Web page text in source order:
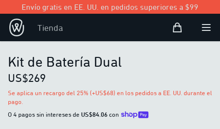
Envío gratis en EE. UU. en pedidos superiores a $99
Tienda Bolsa de
Open
Kit de Batería Dual
US$269
Se aplica un recargo del 25% (+US$68) en los pedidos a EE. UU. durante el
pago.
O 4 pagos sin intereses de US$84.06con